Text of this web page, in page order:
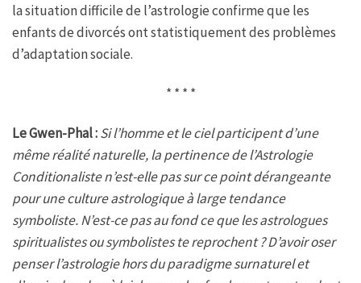
la situation difficile de l’astrologie confirme que les
enfants de divorcés ont statistiquement des problèmes
d’adaptation sociale.
* * * *
Le Gwen-Phal :Si l’homme et le ciel participent d’une
même réalité naturelle, la pertinence de l’Astrologie
Conditionaliste n’est-elle pas sur ce point dérangeante
pour une culture astrologique à large tendance
symboliste. N’est-ce pas au fond ce que les astrologues
spiritualistes ou symbolistes te reprochent ? D’avoir oser
penser l’astrologie hors du paradigme surnaturel et